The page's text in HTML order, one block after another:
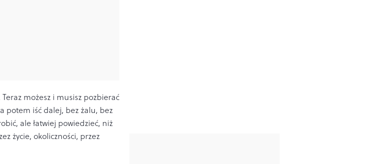
możesz i musisz pozbierać
potem iść dalej, bez żalu, bez
ale łatwiej powiedzieć, niż
życie, okoliczności, przez